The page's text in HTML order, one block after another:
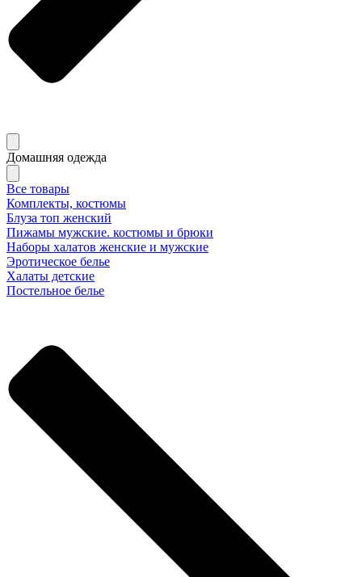
Домашняя одежда
Все товары
Комплекты, костюмы
Блуза топ женский
Пижамы мужские. костюмы и брюки
Наборы халатов женские и мужские
Эротическое белье
Халаты детские
Постельное белье